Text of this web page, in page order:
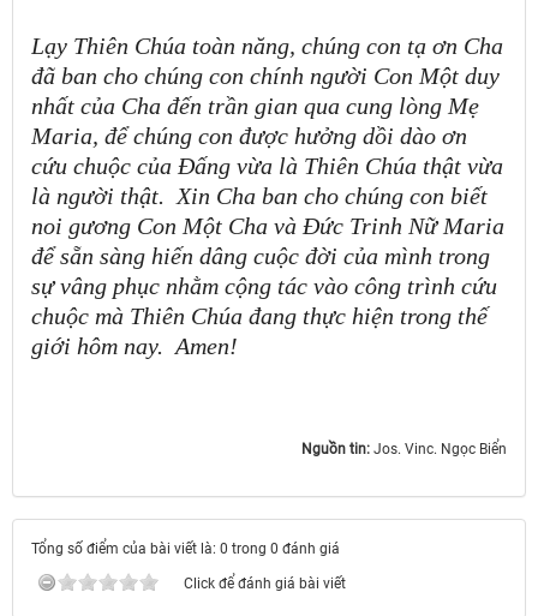
Lạy Thiên Chúa toàn năng, chúng con tạ ơn Cha
đã ban cho chúng con chính người Con Một duy
nhất của Cha đến trần gian qua cung lòng Mẹ
Maria, để chúng con được hưởng dồi dào ơn
cứu chuộc của Đấng vừa là Thiên Chúa thật vừa
là người thật. Xin Cha ban cho chúng con biết
noi gương Con Một Cha và Đức Trinh Nữ Maria
để sẵn sàng hiến dâng cuộc đời của mình trong
sự vâng phục nhằm cộng tác vào công trình cứu
chuộc mà Thiên Chúa đang thực hiện trong thế
giới hôm nay. Amen!
Nguồn tin: Jos. Vinc. Ngọc Biển
Tổng số điểm của bài viết là: 0 trong 0 đánh giá
Click để đánh giá bài viết